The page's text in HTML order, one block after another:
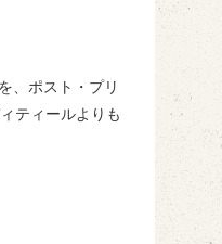
、ポスト・プリ
ティールよりも